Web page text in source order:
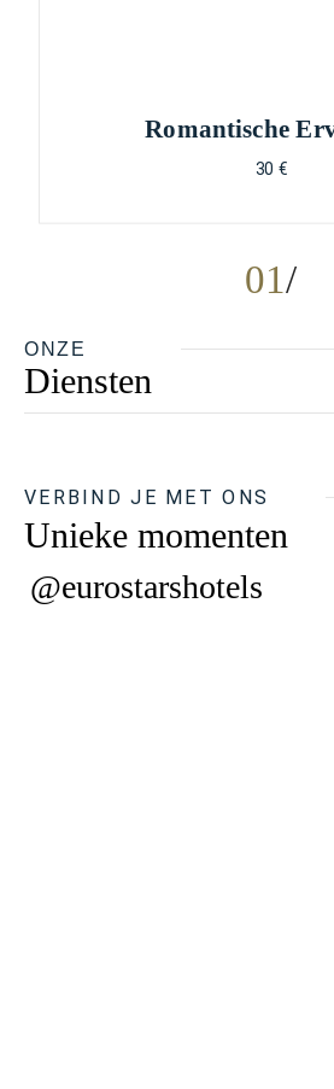
01
Romantische
30 €
ONZE
Diensten
VERBIND JE MET ONS
Unieke momenten
@eurostarshotels